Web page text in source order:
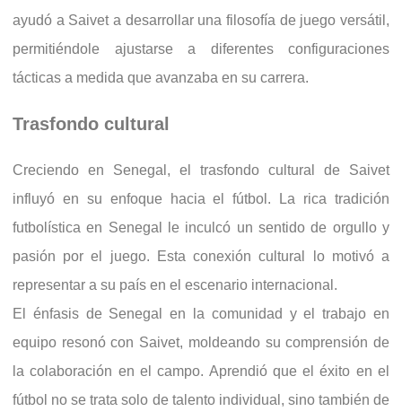
ayudó a Saivet a desarrollar una filosofía de juego versátil,
permitiéndole ajustarse a diferentes configuraciones
tácticas a medida que avanzaba en su carrera.
Trasfondo cultural
Creciendo en Senegal, el trasfondo cultural de Saivet
influyó en su enfoque hacia el fútbol. La rica tradición
futbolística en Senegal le inculcó un sentido de orgullo y
pasión por el juego. Esta conexión cultural lo motivó a
representar a su país en el escenario internacional.
El énfasis de Senegal en la comunidad y el trabajo en
equipo resonó con Saivet, moldeando su comprensión de
la colaboración en el campo. Aprendió que el éxito en el
fútbol no se trata solo de talento individual, sino también de